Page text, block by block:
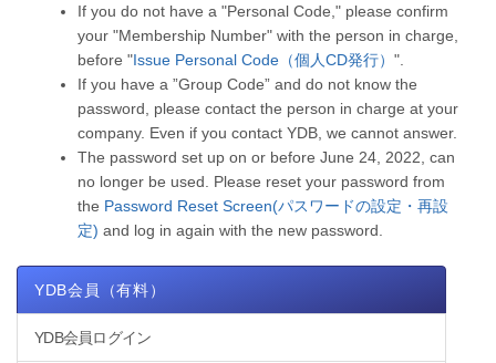
If you do not have a "Personal Code," please confirm
your "Membership Number" with the person in charge,
before "Issue Personal Code（個人CD発行） ".
If you have a ”Group Code” and do not know the
password, please contact the person in charge at your
company. Even if you contact YDB, we cannot answer.
The password set up on or before June 24, 2022, can
no longer be used. Please reset your password from
the Password Reset Screen(パスワードの設定・再設
定) and log in again with the new password.
YDB会員（有料）
YDB会員ログイン